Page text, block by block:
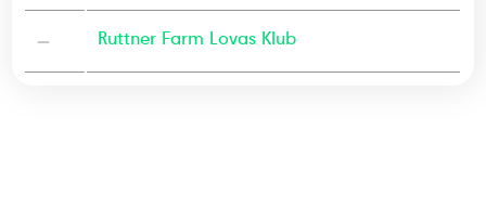
— Ruttner Farm Lovas Klub